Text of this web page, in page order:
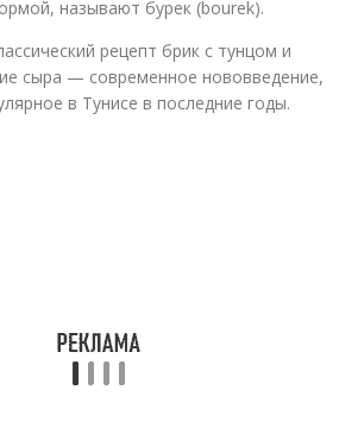
называют бурек (bourek).
рецепт брик с тунцом и
сыра — современное нововведение,
в Тунисе в последние годы.